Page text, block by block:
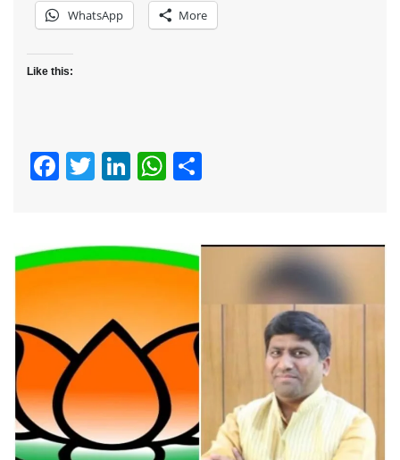
WhatsApp More
Like this:
Facebook
TwitterLinkedIn
WhatsApp